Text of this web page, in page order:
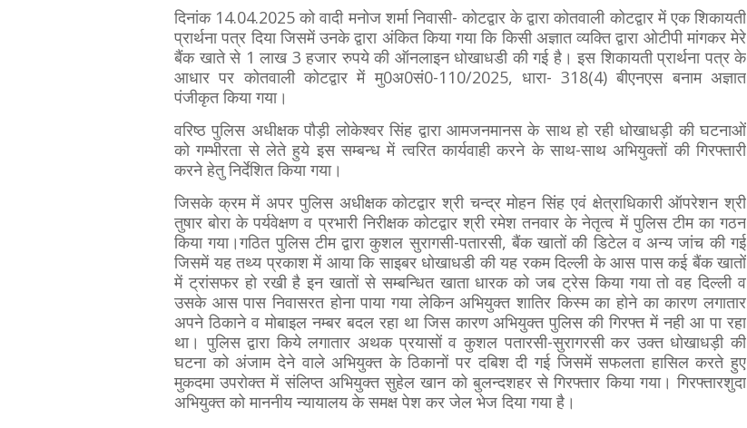
दिनांक 14.04.2025 को वादी मनोज शर्मा निवासी- कोटद्वार के द्वारा कोतवाली कोटद्वार में एक शिकायती
प्रार्थना पत्र दिया जिसमें उनके द्वारा अंकित किया गया कि किसी अज्ञात व्यक्ति द्वारा ओटीपी मांगकर मेरे
बैंक खाते से 1 लाख 3 हजार रुपये की ऑनलाइन धोखाधडी की गई है। इस शिकायती प्रार्थना पत्र के
आधार पर कोतवाली कोटद्वार में मु0अ0सं0-110/2025, धारा- 318(4) बीएनएस बनाम अज्ञात
पंजीकृत किया गया।
वरिष्ठ पुलिस अधीक्षक पौड़ी लोकेश्वर सिंह द्वारा आमजनमानस के साथ हो रही धोखाधड़ी की घटनाओं
को गम्भीरता से लेते हुये इस सम्बन्ध में त्वरित कार्यवाही करने के साथ-साथ अभियुक्तों की गिरफ्तारी
करने हेतु निर्देशित किया गया।
जिसके क्रम में अपर पुलिस अधीक्षक कोटद्वार श्री चन्द्र मोहन सिंह एवं क्षेत्राधिकारी ऑपरेशन श्री
तुषार बोरा के पर्यवेक्षण व प्रभारी निरीक्षक कोटद्वार श्री रमेश तनवार के नेतृत्व में पुलिस टीम का गठन
किया गया।गठित पुलिस टीम द्वारा कुशल सुरागसी-पतारसी, बैंक खातों की डिटेल व अन्य जांच की गई
जिसमें यह तथ्य प्रकाश में आया कि साइबर धोखाधडी की यह रकम दिल्ली के आस पास कई बैंक खातों
में ट्रांसफर हो रखी है इन खातों से सम्बन्धित खाता धारक को जब ट्रेस किया गया तो वह दिल्ली व
उसके आस पास निवासरत होना पाया गया लेकिन अभियुक्त शातिर किस्म का होने का कारण लगातार
अपने ठिकाने व मोबाइल नम्बर बदल रहा था जिस कारण अभियुक्त पुलिस की गिरफ्त में नही आ पा रहा
था। पुलिस द्वारा किये लगातार अथक प्रयासों व कुशल पतारसी-सुरागरसी कर उक्त धोखाधड़ी की
घटना को अंजाम देने वाले अभियुक्त के ठिकानों पर दबिश दी गई जिसमें सफलता हासिल करते हुए
मुकदमा उपरोक्त में संलिप्त अभियुक्त सुहेल खान को बुलन्दशहर से गिरफ्तार किया गया। गिरफ्तारशुदा
अभियुक्त को माननीय न्यायालय के समक्ष पेश कर जेल भेज दिया गया है।